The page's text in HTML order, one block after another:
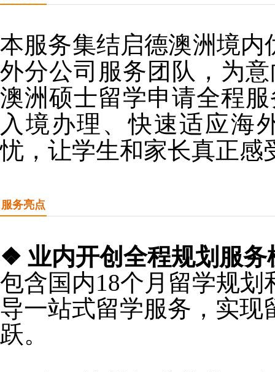
本服务集结启德澳洲境
外分公司服务团队，为
澳洲硕士留学申请全程
入境办理、快速适应海
忧，让学生和家长真正感
服务亮点
❖ 业内开创全程规划服务
包含国内18个月留学规
导一站式留学服务，实现
跃。